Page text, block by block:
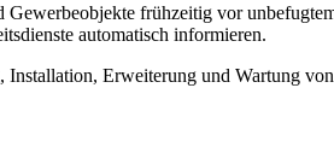
frühzeitig vor
automatisch informieren.
Erweiterung und Wartung